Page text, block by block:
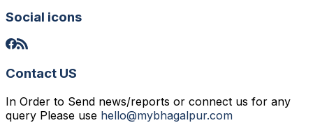
Social icons
Contact US
In Order to Send news/reports or connect us for any
query Please use hello@mybhagalpur.com